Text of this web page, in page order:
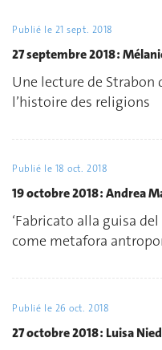
Publié le 21 sept. 2018
27 septembre 2018 :
Une lecture de Strabon
l’histoire des religions
Publié le 18 oct. 2018
19 octobre 2018 : Andrea
‘Fabricato alla guisa del
come metafora
Publié le 26 oct. 2018
27 octobre 2018 : Luisa